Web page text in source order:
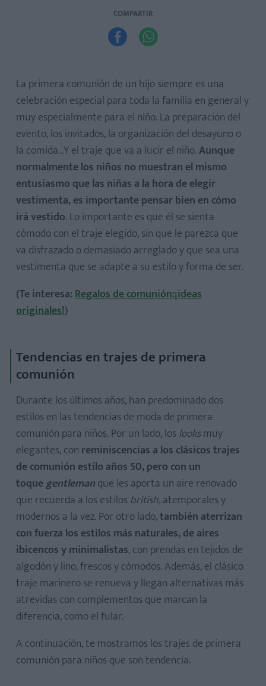
COMPARTIR
 
La primera comunión de un hijo siempre es una
celebración especial para toda la familia en general y
muy especialmente para el niño. La preparación del
evento, los invitados, la organización del desayuno o
la comida...Y el traje que va a lucir el niño.Aunque
normalmente los niños no muestran el mismo
entusiasmo que las niñas a la hora de elegir
vestimenta, es importante pensar bien en cómo
irá vestido. Lo importante es que él se sienta
cómodo con el traje elegido, sin que le parezca que
va disfrazado o demasiado arreglado y que sea una
vestimenta que se adapte a su estilo y forma de ser.
(Te interesa:Regalos de comunión:¡ideas
originales!)
Tendencias en trajes de primera
comunión
Durante los últimos años, han predominado dos
estilos en las tendencias de moda de primera
comunión para niños. Por un lado, los looksmuy
elegantes, con reminiscencias a los clásicos trajes
de comunión estilo años 50, pero con un
toquegentlemanque les aporta un aire renovado
que recuerda a los estilos british, atemporales y
modernos a la vez. Por otro lado,también aterrizan
con fuerza los estilos más naturales, de aires
ibicencos y minimalistas, con prendas en tejidos de
algodón y lino, frescos y cómodos. Además, el clásico
traje marinero se renueva y llegan alternativas más
atrevidas con complementos que marcan la
diferencia, como el fular.
A continuación, te mostramos los trajes de primera
comunión para niños que son tendencia.